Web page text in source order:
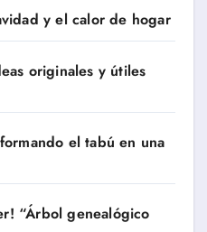
y el calor de hogar
originales y útiles
el tabú en una
“Árbol genealógico